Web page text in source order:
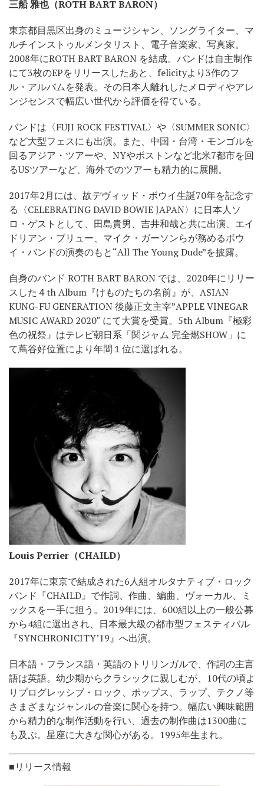
三船 雅也（ROTH BART BARON）
東京都目黒区出身のミュージシャン、ソングライター、マ
ルチインストゥルメンタリスト、電子音楽家、写真家。
2008年にROTH BART BARON を結成。バンドは自主制作
にて3枚のEPをリリースしたあと、felicityより3作のフ
ル・アルバムを発表。その日本人離れしたメロディやアレ
ンジセンスで幅広い世代から評価を得ている。
バンドは〈FUJI ROCK FESTIVAL〉や〈SUMMER SONIC〉
など大型フェスにも出演。また、中国・台湾・モンゴルを
回るアジア・ツアーや、NYやボストンなど北米7都市を回
るUSツアーなど、海外でのツアーも精力的に展開。
2017年2月には、故デヴィッド・ボウイ生誕70年を記念す
る〈CELEBRATING DAVID BOWIE JAPAN〉に日本人ソ
ロ・ゲストとして、田島貴男、吉井和哉と共に出演、エイ
ドリアン・ブリュー、マイク・ガーソンらが務めるボウ
イ・バンドの演奏のもと“All The Young Dude”を披露。
自身のバンド ROTH BART BARON では、2020年にリリー
スした４th Album『けものたちの名前』が、ASIAN
KUNG-FU GENERATION 後藤正文主宰”APPLE VINEGAR
MUSIC AWARD 2020″ にて大賞を受賞。5th Album『極彩
色の祝祭』はテレビ朝日系「関ジャム 完全燃SHOW」に
て蔦谷好位置により年間１位に選ばれる。
Louis Perrier（CHAILD）
2017年に東京で結成された6人組オルタナティブ・ロック
バンド『CHAILD』で作詞、作曲、編曲、ヴォーカル、ミ
ックスを一手に担う。2019年には、600組以上の一般公募
から4組に選出され、日本最大級の都市型フェスティバル
『SYNCHRONICITY’19』へ出演。
日本語・フランス語・英語のトリリンガルで、作詞の主言
語は英語。幼少期からクラシックに親しむが、10代の頃よ
りプログレッシブ・ロック、ポップス、ラップ、テクノ等
さまざまなジャンルの音楽に関心を持つ。幅広い興味範囲
から精力的な制作活動を行い、過去の制作曲は1300曲に
も及ぶ。星座に大きな関心がある。1995年生まれ。
■リリース情報